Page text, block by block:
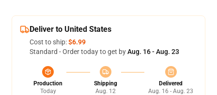
Deliver to United States
Cost to ship:$6.99
Standard - Order today to get byAug. 16 - Aug. 23
Production
Today
Shipping
Aug. 12
Delivered
Aug. 16 - Aug. 23